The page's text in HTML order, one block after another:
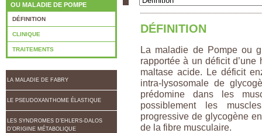
OU MALADIE DE POMPE
DÉFINITION
CLINIQUE
TRAITEMENTS
LA MALADIE DE FABRY
LE PSEUDOXANTHOME ÉLASTIQUE
LES SYNDROMES D’EHLERS-DALOS
D’ORIGINE MÉTABOLIQUE
DÉFINITION
La maladie de Pompe ou
rapportée à un déficit
maltase acide. Le déficit
intra-lysosomale de
prédomine dans les
possiblement les
progressive de glycogène
de la fibre musculaire.